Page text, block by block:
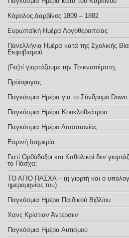
Κάρολος Δαρβίνος 1809 – 1882
Ευρωπαϊκή Ημέρα Λογοθεραπείας
Πανελλήνια Ημέρα κατά της Σχολικής
Εκφοβισμού
(Για)τί γιορτάζουμε την Τσικνοπέμπτη;
Πρόσφυγας…
Παγκόσμια Ημέρα για το Σύνδρομο Down
Παγκόσμια Ημέρα Κουκλοθεάτρου
Παγκόσμια Ημέρα Δασοπονίας
Εαρινή Ισημερία
Γιατί Ορθόδοξοι και Καθολικοί δεν
το Πάσχα;
ΤΟ ΑΓΙΟ ΠΑΣΧΑ – (η γιορτή και ο
ημερομηνίας του)
Παγκόσμια Ημέρα Παιδικού Βιβλίου
Χανς Κρίστιαν Άντερσεν
Παγκόσμια Ημέρα Αυτισμού